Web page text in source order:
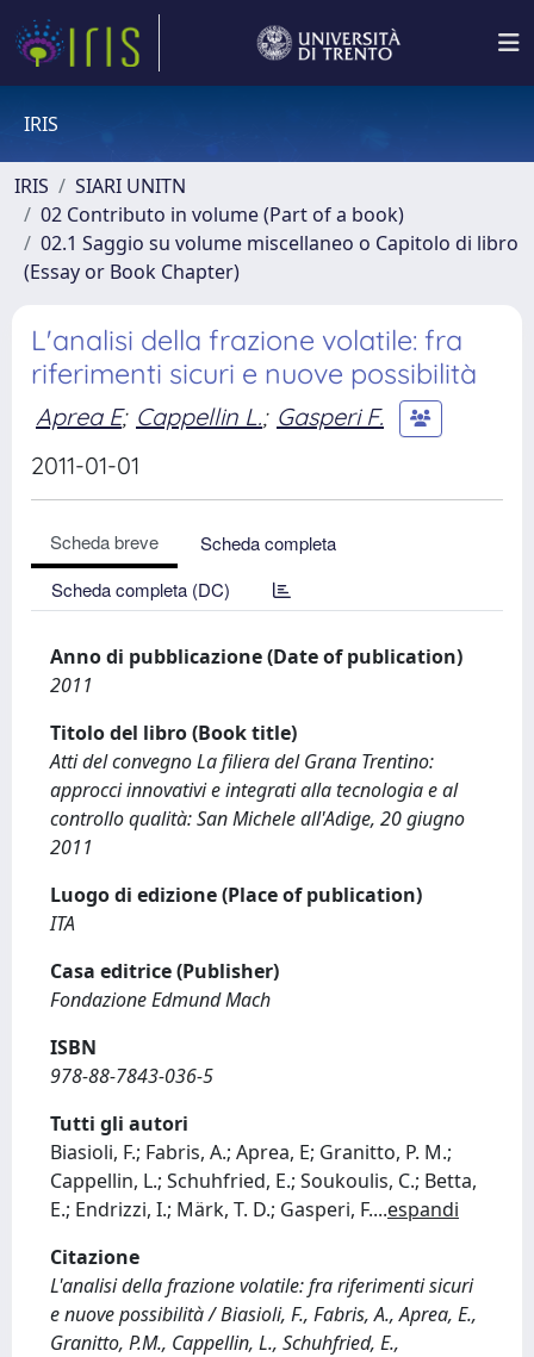
IRIS
IRIS
SIARI UNITN
02 Contributo in volume (Part of a book)
02.1 Saggio su volume miscellaneo o Capitolo di libro
(Essay or Book Chapter)
L'analisi della frazione volatile: fra
riferimenti sicuri e nuove possibilità
Aprea E; Cappellin L.; Gasperi F.
2011-01-01
Scheda breve
Scheda completa
Scheda completa (DC)
Anno di pubblicazione (Date of publication)
2011
Titolo del libro (Book title)
Atti del convegno La filiera del Grana Trentino:
approcci innovativi e integrati alla tecnologia e al
controllo qualità: San Michele all'Adige, 20 giugno
2011
Luogo di edizione (Place of publication)
ITA
Casa editrice (Publisher)
Fondazione Edmund Mach
ISBN
978-88-7843-036-5
Tutti gli autori
Biasioli, F.; Fabris, A.; Aprea, E; Granitto, P. M.;
Cappellin, L.; Schuhfried, E.; Soukoulis, C.; Betta,
E.; Endrizzi, I.; Märk, T. D.; Gasperi, F....espandi
Citazione
L'analisi della frazione volatile: fra riferimenti sicuri
e nuove possibilità / Biasioli, F., Fabris, A., Aprea, E.,
Granitto, P.M., Cappellin, L., Schuhfried, E.,